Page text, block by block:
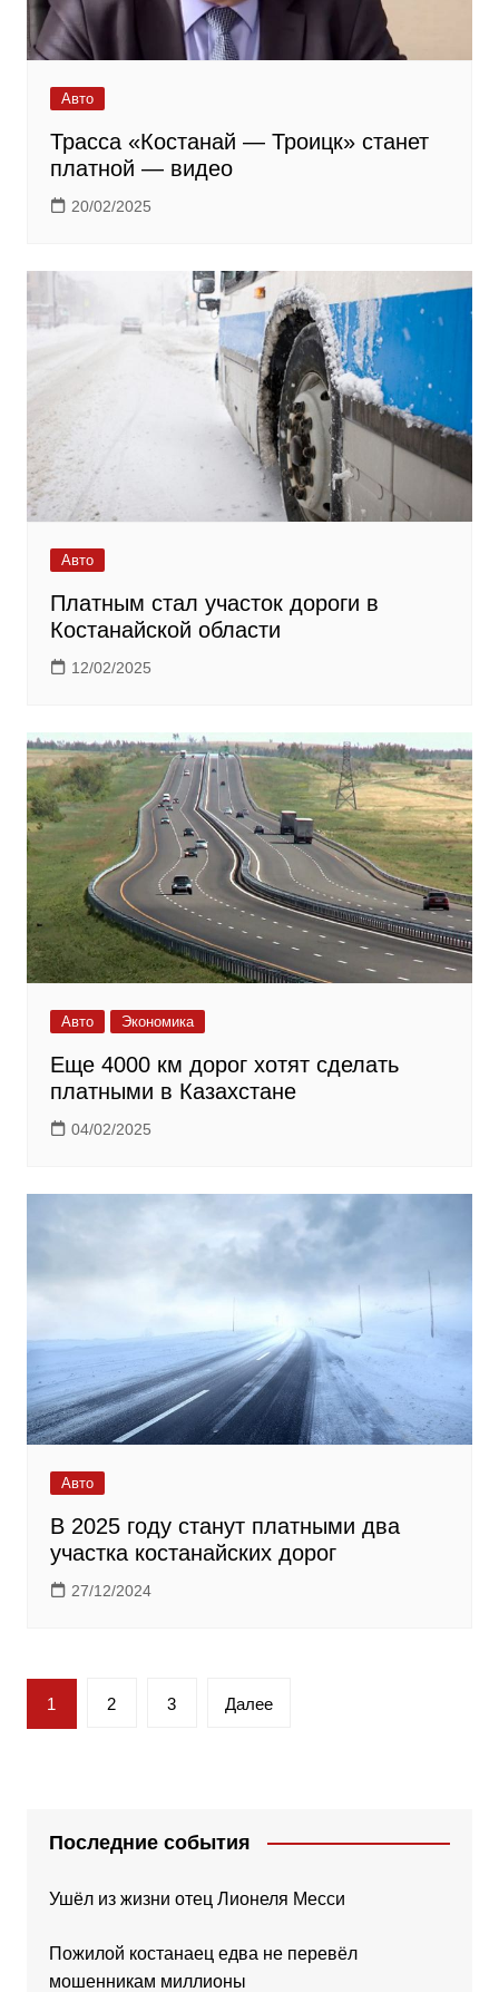
Авто
Трасса «Костанай — Троицк» станет
платной — видео
20/02/2025
Авто
Платным стал участок дороги в
Костанайской области
12/02/2025
Авто Экономика
Еще 4000 км дорог хотят сделать
платными в Казахстане
04/02/2025
Авто
В 2025 году станут платными два
участка костанайских дорог
27/12/2024
Пагинация
записей
1 2 3 Далее
Последние события
Ушёл из жизни отец Лионеля Месси
Пожилой костанаец едва не перевёл
мошенникам миллионы